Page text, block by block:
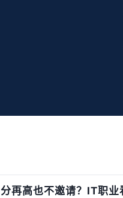
分再高也不邀请？IT职业